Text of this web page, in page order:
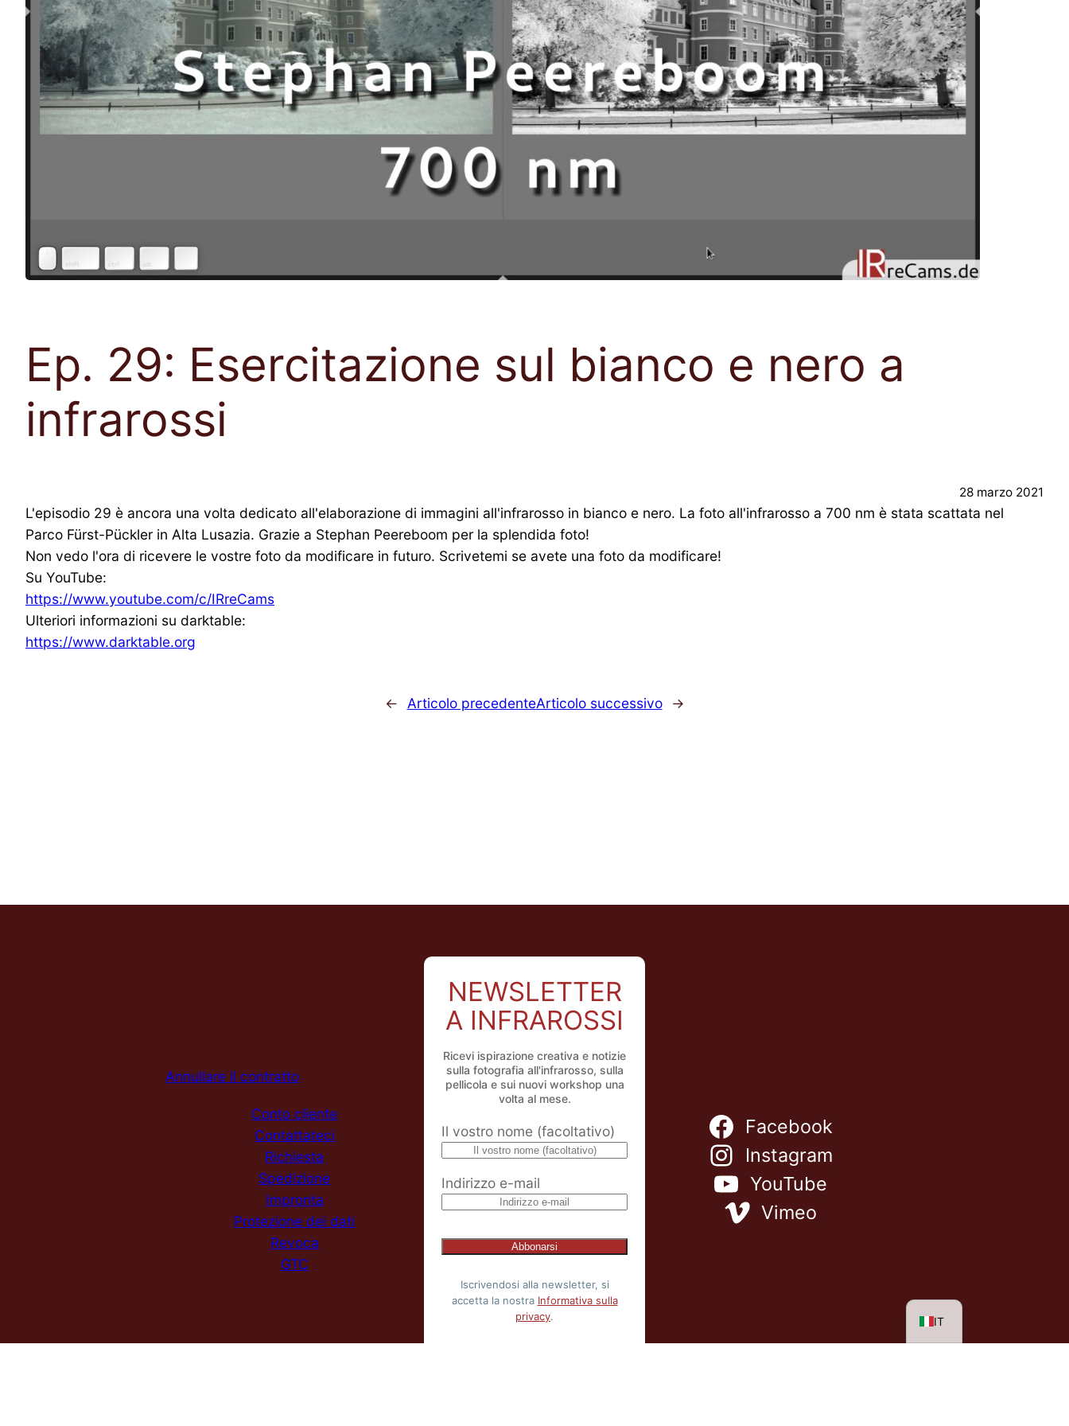
Ep. 29: Esercitazione sul bianco e nero a
infrarossi
28 marzo 2021
L'episodio 29 è ancora una volta dedicato all'elaborazione di immagini all'infrarosso in bianco e nero. La foto all'infrarosso a 700 nm è stata scattata nel
Parco Fürst-Pückler in Alta Lusazia. Grazie a Stephan Peereboom per la splendida foto!
Non vedo l'ora di ricevere le vostre foto da modificare in futuro. Scrivetemi se avete una foto da modificare!
Su YouTube:
https://www.youtube.com/c/IRreCams
Ulteriori informazioni su darktable:
https://www.darktable.org
← Articolo precedenteArticolo successivo →
Annullare il contratto
Conto cliente
Contattateci
Richiesta
Spedizione
Impronta
Protezione dei dati
Revoca
GTC
NEWSLETTER
A INFRAROSSI
Ricevi ispirazione creativa e notizie
sulla fotografia all'infrarosso, sulla
pellicola e sui nuovi workshop una
volta al mese.
Il vostro nome (facoltativo)
Indirizzo e-mail
Iscrivendosi alla newsletter, si
accetta la nostra Informativa sulla
privacy.
Facebook
Instagram
YouTube
Vimeo
IT